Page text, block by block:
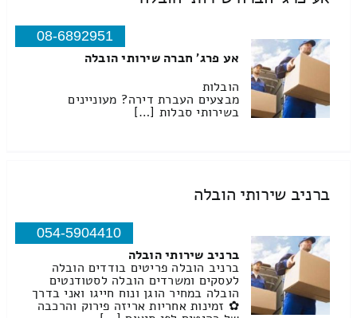
08-6892951
אע פרג' חברה שירותי הובלה
הובלות
מבצעים העברת דירה? מעוניינים
בשירותי סבלות […]
ברניב שירותי הובלה
054-5904410
ברניב שירותי הובלה
ברניב הובלה פריטים בודדים הובלה
לעסקים ומשרדים הובלה לסטודנטים
הובלה במחיר הוגן ונוח חייגו ואני בדרך
✿ זמינות אחריות אריזה פירוק והרכבה